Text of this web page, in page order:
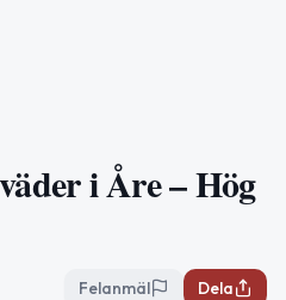
i Åre – Hög
Felanmäl Dela